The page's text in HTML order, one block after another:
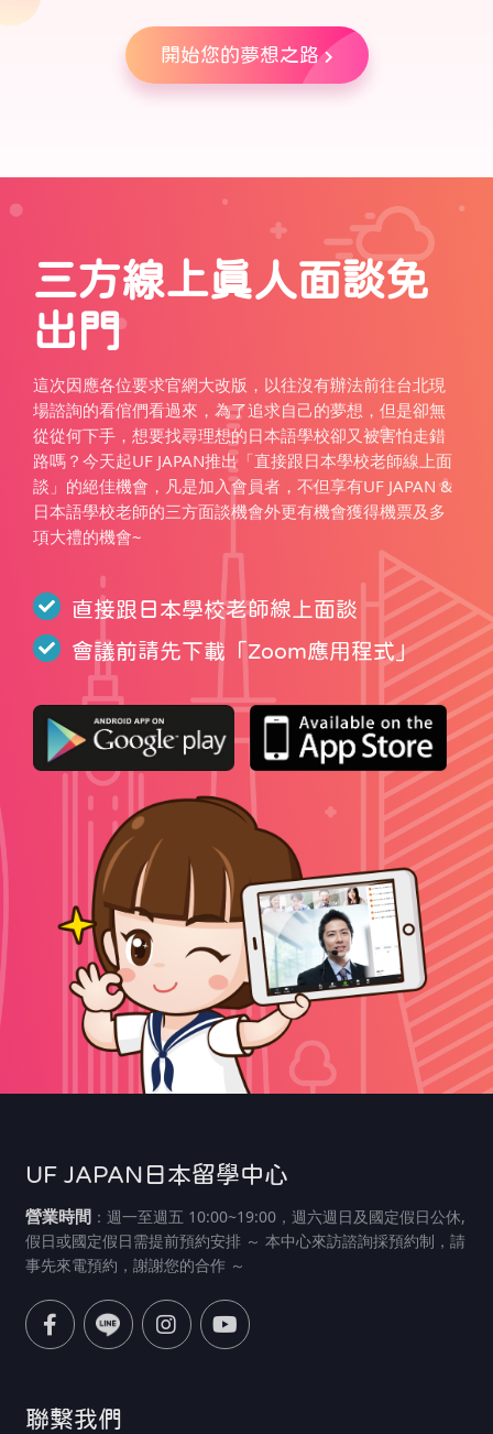
開始您的夢想之路
三方線上真人面談免
出門
這次因應各位要求官網大改版，以往沒有辦法前往台北現
場諮詢的看倌們看過來，為了追求自己的夢想，但是卻無
從從何下手，想要找尋理想的日本語學校卻又被害怕走錯
路嗎？今天起UF JAPAN推出「直接跟日本學校老師線上面
談」的絕佳機會，凡是加入會員者，不但享有UF JAPAN &
日本語學校老師的三方面談機會外更有機會獲得機票及多
項大禮的機會~
直接跟日本學校老師線上面談
會議前請先下載「Zoom應用程式」
UF JAPAN日本留學中心
營業時間：週一至週五 10:00~19:00，週六週日及國定假日公休,
假日或國定假日需提前預約安排 ～ 本中心來訪諮詢採預約制，請
事先來電預約，謝謝您的合作 ～
聯繫我們